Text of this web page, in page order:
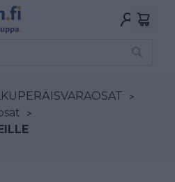
>
>